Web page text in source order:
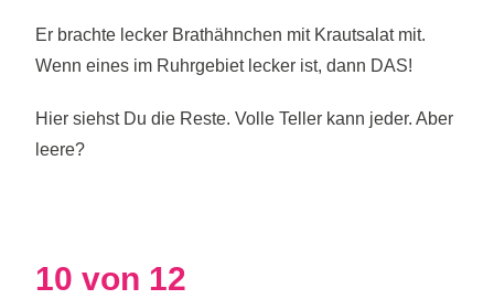
Er brachte lecker Brathähnchen mit Krautsalat mit.
Wenn eines im Ruhrgebiet lecker ist, dann DAS!
Hier siehst Du die Reste. Volle Teller kann jeder. Aber
leere?
10 von 12